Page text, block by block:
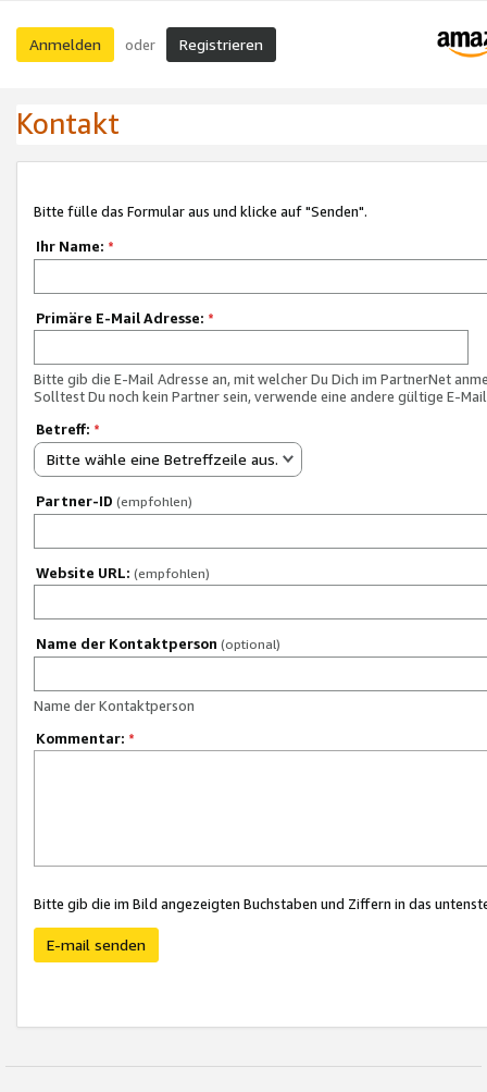
Anmelden oder Registrieren
Kontakt
Bitte fülle das Formular aus und klicke auf "Senden".
Ihr Name: *
Primäre E-Mail Adresse: *
Bitte gib die E-Mail Adresse an, mit welcher Du Dich im PartnerNet
Solltest Du noch kein Partner sein, verwende eine andere gültige E-
Betreff: *
Bitte wähle eine Betreffzeile aus.
Partner-ID (empfohlen)
Website URL: (empfohlen)
Name der Kontaktperson (optional)
Name der Kontaktperson
Kommentar: *
Bitte gib die im Bild angezeigten Buchstaben und Ziffern in das
E-mail senden